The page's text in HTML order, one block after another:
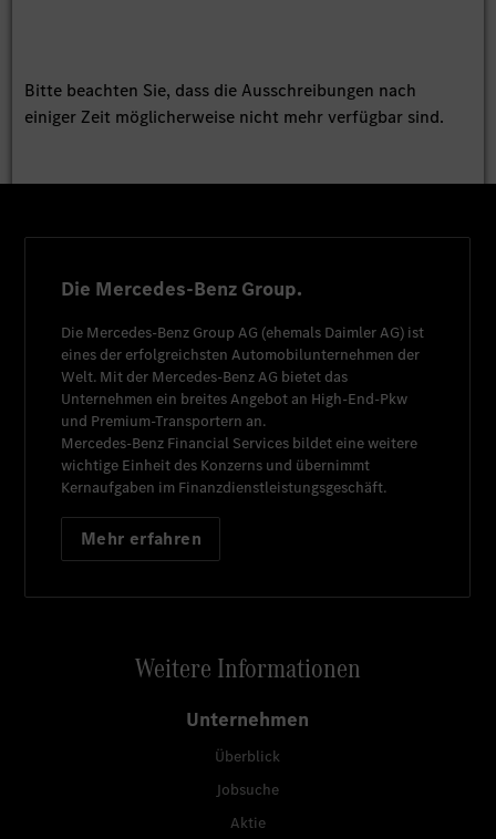
Bitte beachten Sie, dass die Ausschreibungen nach
einiger Zeit möglicherweise nicht mehr verfügbar sind.
Die Mercedes-Benz Group.
Die Mercedes-Benz Group AG (ehemals Daimler AG) ist
eines der erfolgreichsten Automobilunternehmen der
Welt. Mit der Mercedes-Benz AG bietet das
Unternehmen ein breites Angebot an High-End-Pkw
und Premium-Transportern an.
Mercedes-Benz Financial Services bildet eine weitere
wichtige Einheit des Konzerns und übernimmt
Kernaufgaben im Finanzdienstleistungsgeschäft.
Mehr erfahren
Weitere Informationen
Unternehmen
Überblick
Jobsuche
Aktie